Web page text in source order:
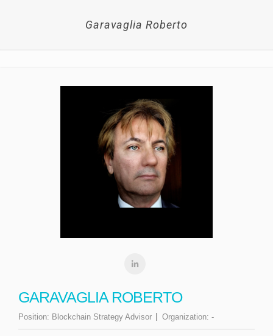
Garavaglia Roberto
GARAVAGLIA ROBERTO
Position: Blockchain Strategy Advisor Organization: -